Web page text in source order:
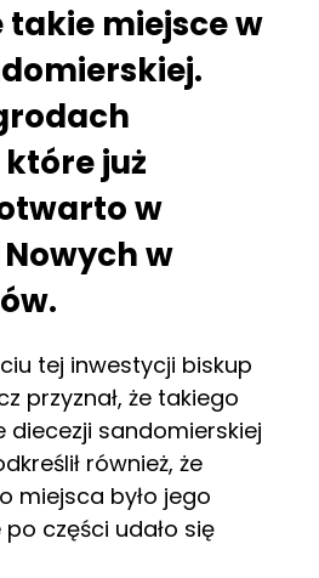
takie miejsce w
już
w
w
tej inwestycji biskup
przyznał, że takiego
diecezji sandomierskiej
również, że
miejsca było jego
części udało się